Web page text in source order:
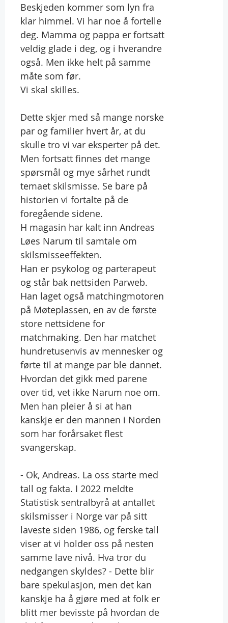
Beskjeden kommer som lyn fra
klar himmel. Vi har noe å fortelle
deg. Mamma og pappa er fortsatt
veldig glade i deg, og i hverandre
også. Men ikke helt på samme
måte som før.
Vi skal skilles.
Dette skjer med så mange norske
par og familier hvert år, at du
skulle tro vi var eksperter på det.
Men fortsatt finnes det mange
spørsmål og mye sårhet rundt
temaet skilsmisse. Se bare på
historien vi fortalte på de
foregående sidene.
H magasin har kalt inn Andreas
Løes Narum til samtale om
skilsmisseeffekten.
Han er psykolog og parterapeut
og står bak nettsiden Parweb.
Han laget også matchingmotoren
på Møteplassen, en av de første
store nettsidene for
matchmaking. Den har matchet
hundretusenvis av mennesker og
førte til at mange par ble dannet.
Hvordan det gikk med parene
over tid, vet ikke Narum noe om.
Men han pleier å si at han
kanskje er den mannen i Norden
som har forårsaket flest
svangerskap.
- Ok, Andreas. La oss starte med
tall og fakta. I 2022 meldte
Statistisk sentralbyrå at antallet
skilsmisser i Norge var på sitt
laveste siden 1986, og ferske tall
viser at vi holder oss på nesten
samme lave nivå. Hva tror du
nedgangen skyldes? - Dette blir
bare spekulasjon, men det kan
kanskje ha å gjøre med at folk er
blitt mer bevisste på hvordan de